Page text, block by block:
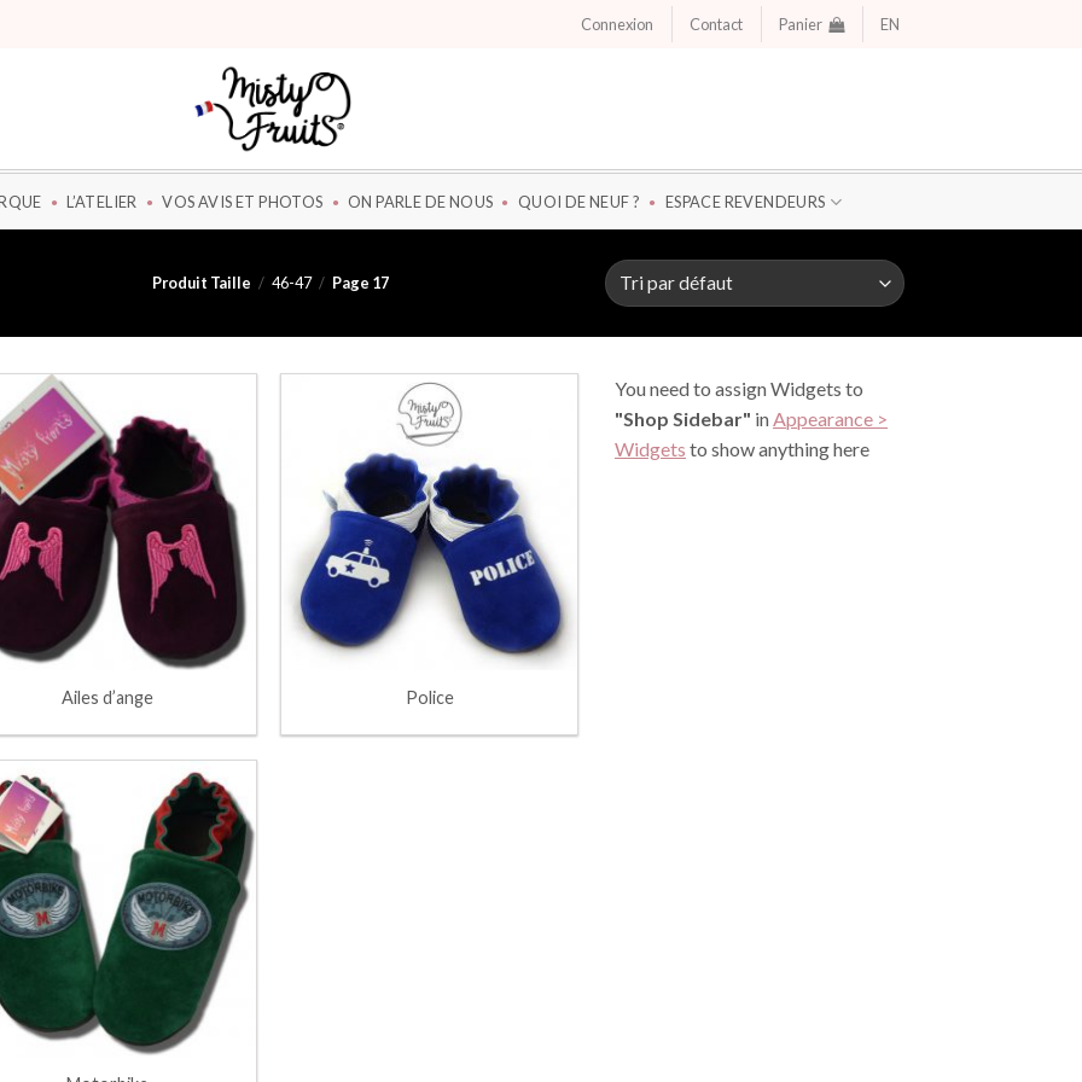
Connexion Contact Panier EN
L’ATELIER VOS AVIS ET PHOTOS ON PARLE DE NOUS QUOI DE NEUF ? ESPACE REVENDEURS
Produit Taille / 46-47 / Page 17
Ailes d’ange Police
You need to assign Widgets to
"Shop Sidebar" inAppearance >
Widgets to show anything here